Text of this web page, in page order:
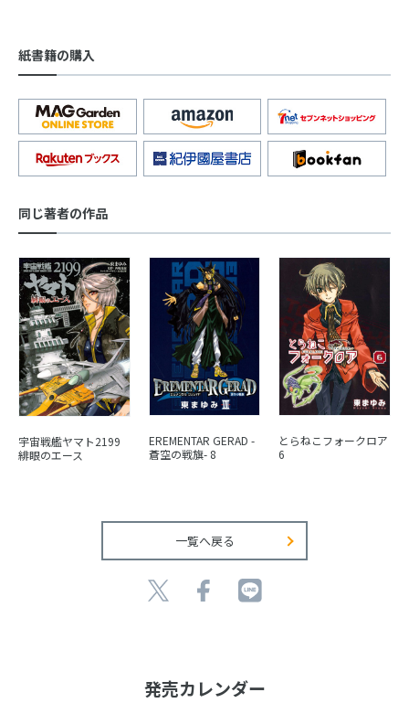
紙書籍の購入
同じ著者の作品
宇宙戦艦ヤマト2199
緋眼のエース
EREMENTAR GERAD -
蒼空の戦旗- 8
とらねこフォークロア
6
一覧へ戻る
発売カレンダー